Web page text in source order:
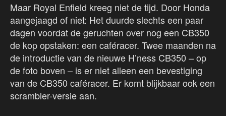
Maar Royal Enfield kreeg niet de tijd. Door Honda
aangejaagd of niet: Het duurde slechts een paar
dagen voordat de geruchten over nog een CB350
de kop opstaken: een caféracer. Twee maanden na
de introductie van de nieuwe H’ness CB350 – op
de foto boven – is er niet alleen een bevestiging
van de CB350 caféracer. Er komt blijkbaar ook een
scrambler-versie aan.